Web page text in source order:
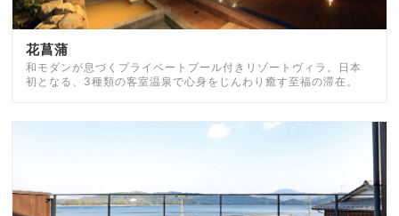
花菖蒲
和モダンが息づくプライベートプール付きリゾートヴィラ。日本
初となる、3種類の客室温泉で心身をじんわり癒す至福の滞在。